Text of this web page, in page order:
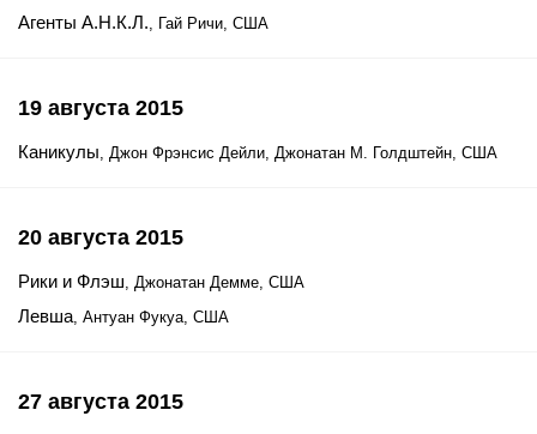
Агенты А.Н.К.Л., Гай Ричи, США
19 августа 2015
Каникулы, Джон Фрэнсис Дейли, Джонатан М. Голдштейн, США
20 августа 2015
Рики и Флэш, Джонатан Демме, США
Левша, Антуан Фукуа, США
27 августа 2015